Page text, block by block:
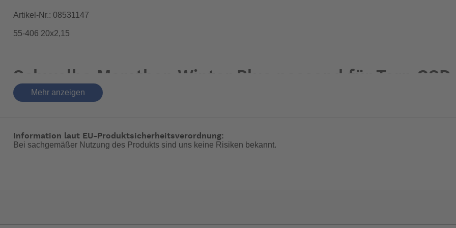
Artikel-Nr.: 08531147
55-406 20x2,15
Schwalbe Marathon Winter Plus passend für Tern GSD
Vektron und das Gocycle
passend für alle 20 Zoll Falträder
Mehr anzeigen
Information laut EU-Produktsicherheitsverordnung:
Bei sachgemäßer Nutzung des Produkts sind uns keine Risiken bekannt.